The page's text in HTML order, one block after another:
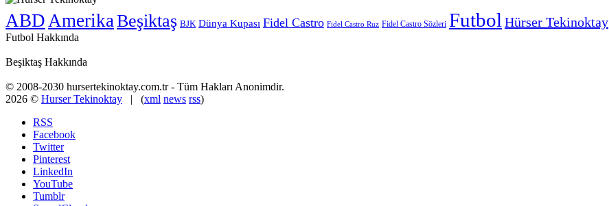
ABD Amerika Beşiktaş BJK Dünya Kupası Fidel Castro Fidel Castro Ruz Fidel Castro Sözleri Futbol Hürser Tekinoktay
Futbol Hakkında
Beşiktaş Hakkında
© 2008-2030 hursertekinoktay.com.tr - Tüm Hakları Anonimdir.
2026 © Hurser Tekinoktay | (xml news rss)
RSS
Facebook
Twitter
Pinterest
LinkedIn
YouTube
Tumblr